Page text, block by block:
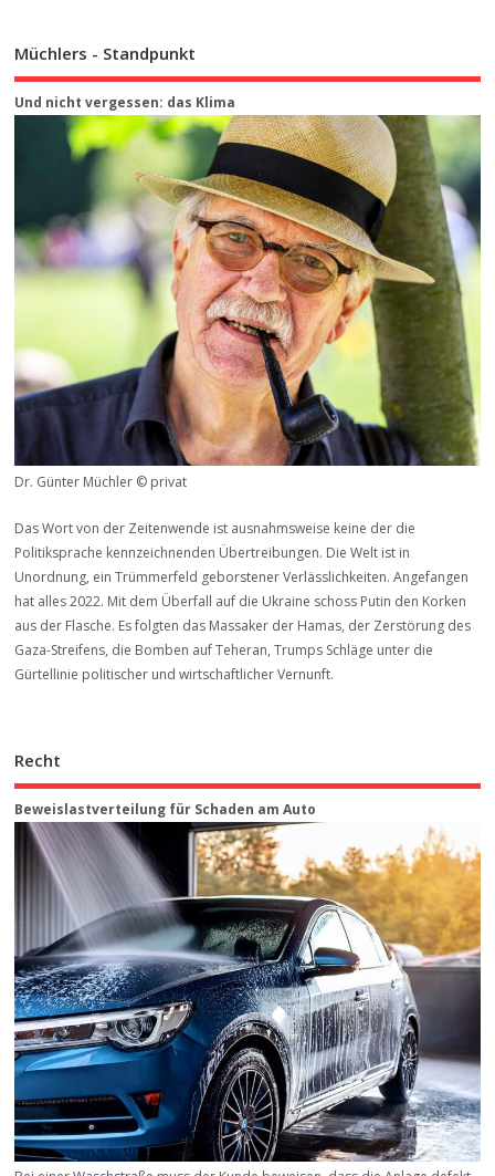
Müchlers - Standpunkt
Und nicht vergessen: das Klima
Dr. Günter Müchler © privat
Das Wort von der Zeitenwende ist ausnahmsweise keine der die
Politiksprache kennzeichnenden Übertreibungen. Die Welt ist in
Unordnung, ein Trümmerfeld geborstener Verlässlichkeiten. Angefangen
hat alles 2022. Mit dem Überfall auf die Ukraine schoss Putin den Korken
aus der Flasche. Es folgten das Massaker der Hamas, der Zerstörung des
Gaza-Streifens, die Bomben auf Teheran, Trumps Schläge unter die
Gürtellinie politischer und wirtschaftlicher Vernunft.
Recht
Beweis­last­ver­teilung für Schaden am Auto